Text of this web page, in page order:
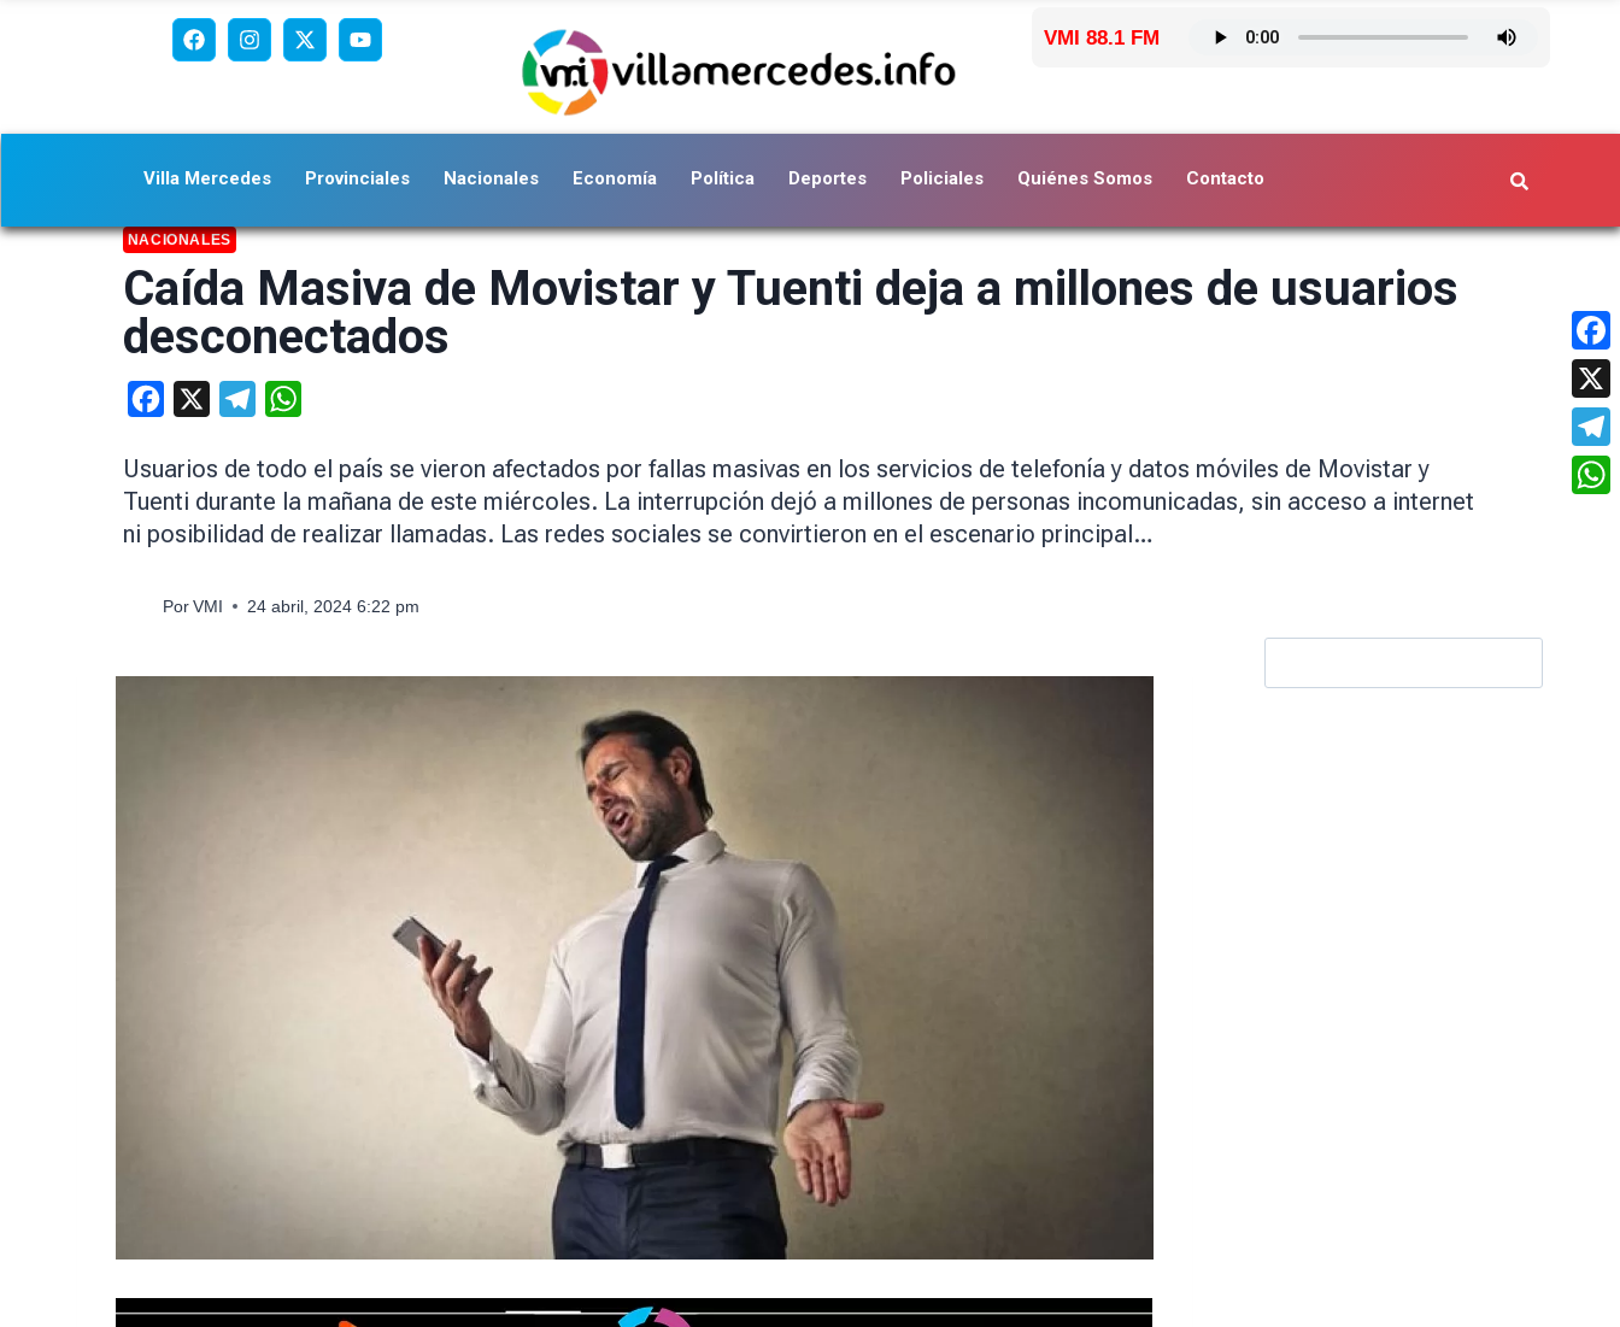
VMI 88.1 FM
Villa Mercedes Provinciales Nacionales Economía Política Deportes Policiales Quiénes Somos Contacto
NACIONALES
Caída Masiva de Movistar y Tuenti deja a millones de usuarios
desconectados
Facebook Telegram
Usuarios de todo el país se vieron afectados por fallas masivas en los servicios de telefonía y datos móviles de Movistar y
Tuenti durante la mañana de este miércoles. La interrupción dejó a millones de personas incomunicadas, sin acceso a internet
ni posibilidad de realizar llamadas. Las redes sociales se convirtieron en el escenario principal…
Por VMI 24 abril, 2024 6:22 pm
X